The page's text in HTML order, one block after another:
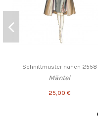
Schnittmuster nähen 2558
Mäntel
25,00 €